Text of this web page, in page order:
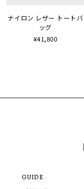
ナイロン レザー トートバ
ッグ
¥41,800
GUIDE